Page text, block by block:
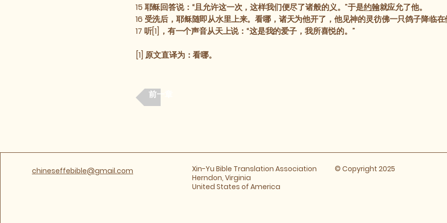
15 耶稣回答说：“且允许这一次，这样我们便尽了诸般的义。”于是约翰就应允了他。
16 受洗后，耶稣随即从水里上来。看哪，诸天为他开了，他见神的灵彷佛一只鸽子降临在
17 听[1]，有一个声音从天上说：“这是我的爱子，我所喜悦的。”
[1] 原文直译为：看哪。
前一章
chineseffebible@gmail.com
​Xin-Yu Bible Translation Association
Herndon, ​Virginia
United States of America
© Copyright 2025